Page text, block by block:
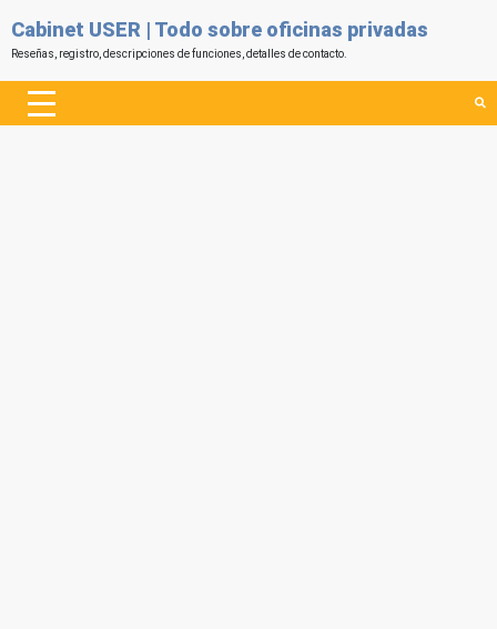
Cabinet USER | Todo sobre oficinas privadas
Reseñas, registro, descripciones de funciones, detalles de contacto.